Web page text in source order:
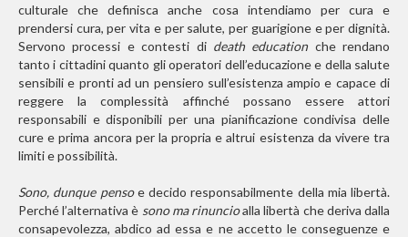
culturale che definisca anche cosa intendiamo per cura e
prendersi cura, per vita e per salute, per guarigione e per dignità.
Servono processi e contesti di death educationche rendano
tanto i cittadini quanto gli operatori dell’educazione e della salute
sensibili e pronti ad un pensiero sull’esistenza ampio e capace di
reggere la complessità affinché possano essere attori
responsabili e disponibili per una pianificazione condivisa delle
cure e prima ancora per la propria e altrui esistenza da vivere tra
limiti e possibilità.
Sono, dunque pensoe decido responsabilmente della mia libertà.
Perché l’alternativa è sono ma rinuncioalla libertà che deriva dalla
consapevolezza, abdico ad essa e ne accetto le conseguenze e